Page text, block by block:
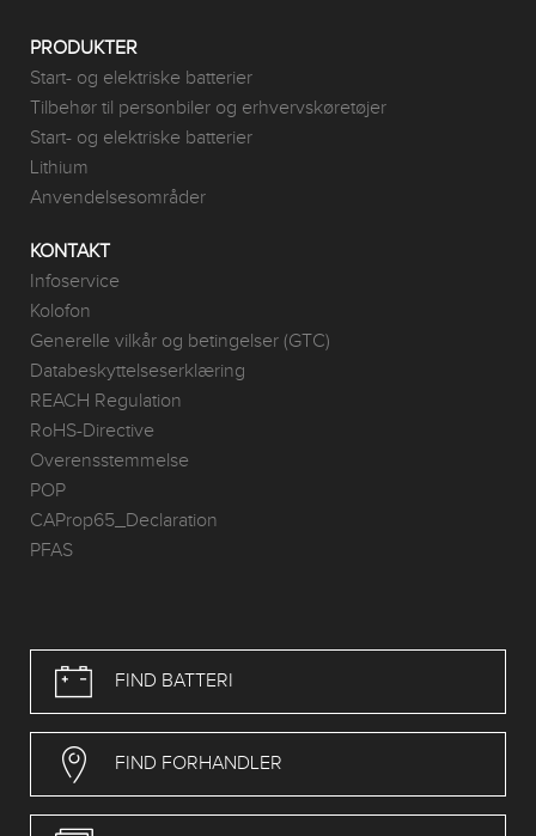
PRODUKTER
Start- og elektriske batterier
Tilbehør til personbiler og erhvervskøretøjer
Start- og elektriske batterier
Lithium
Anvendelsesområder
KONTAKT
Infoservice
Kolofon
Generelle vilkår og betingelser (GTC)
Databeskyttelseserklæring
REACH Regulation
RoHS-Directive
Overensstemmelse
POP
CAProp65_Declaration
PFAS
FIND BATTERI
FIND FORHANDLER